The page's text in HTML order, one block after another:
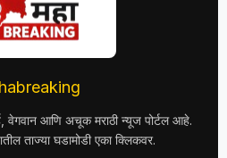
वेगवान आणि अचूक मराठी न्यूज पोर्टल आहे.
ताज्या घडामोडी एका क्लिकवर.